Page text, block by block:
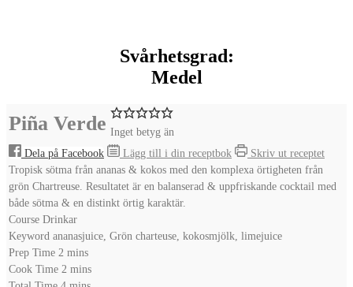
Svårhetsgrad:
Medel
Piña Verde Inget betyg än
Dela på Facebook
Lägg till i din receptbok
Skriv ut receptet
Tropisk sötma från ananas & kokos med den komplexa örtigheten från
grön Chartreuse. Resultatet är en balanserad & uppfriskande cocktail med
både sötma & en distinkt örtig karaktär.
Course Drinkar
Keyword ananasjuice, Grön charteuse, kokosmjölk, limejuice
Prep Time 2 minutes
mins
Cook Time 2 minutes
mins
minutes